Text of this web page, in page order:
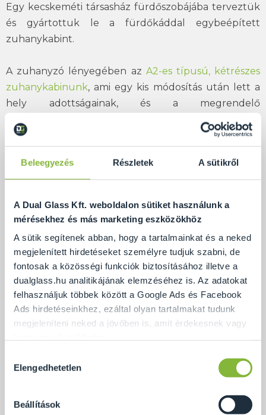
Beleegyezés Részletek A sütikről
A Dual Glass Kft. weboldalon sütiket használunk a
mérésekhez és más marketing eszközökhöz
A sütik segítenek abban, hogy a tartalmainkat és a neked
megjelenített hirdetéseket személyre tudjuk szabni, de
fontosak a közösségi funkciók biztosításához illetve a
dualglass.hu analitikájának elemzéséhez is. Az adatokat
felhasználjuk többek között a Google Ads és Facebook
Ads hirdetéseinkhez, ezáltal olyan tartalmakat tudunk
megjeleníteni neked a jövőben is, amit érdekesnek vagy
Ennek a biztosításához
arra kérünk, hogy engedd meg
Természetesen
soha semmilyen formában nem fogunk visszaélni ezzel
és később bármikor megváltoztathatod a döntésed ezzel
kiválasztása
Elengedhetetlen
Beállítások
Egy kecskeméti társasház fürdőszobájába terveztük
és gyártottuk le a fürdőkáddal egybeépített
zuhanykabint.
A zuhanyzó lényegében az A2-es típusú, kétrészes
zuhanykabinunk, ami egy kis módosítás után lett a
hely adottságainak, és a megrendelő
elképzeléseinek is megfelelő. A kádra egy rövidebb
fix üveget telepítettünk, ennek az éléhez záródik az
befelé nyílik.
Az üvegfelület a hátsó falig teljesen leválasztja a
teret, így lehetőségünk volt kialakítani egy
átlagosnál nagyobb alapterületű zuhanyfülkét.